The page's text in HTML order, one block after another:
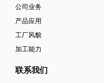
公司业务
产品应用
工厂风貌
加工能力
联系我们